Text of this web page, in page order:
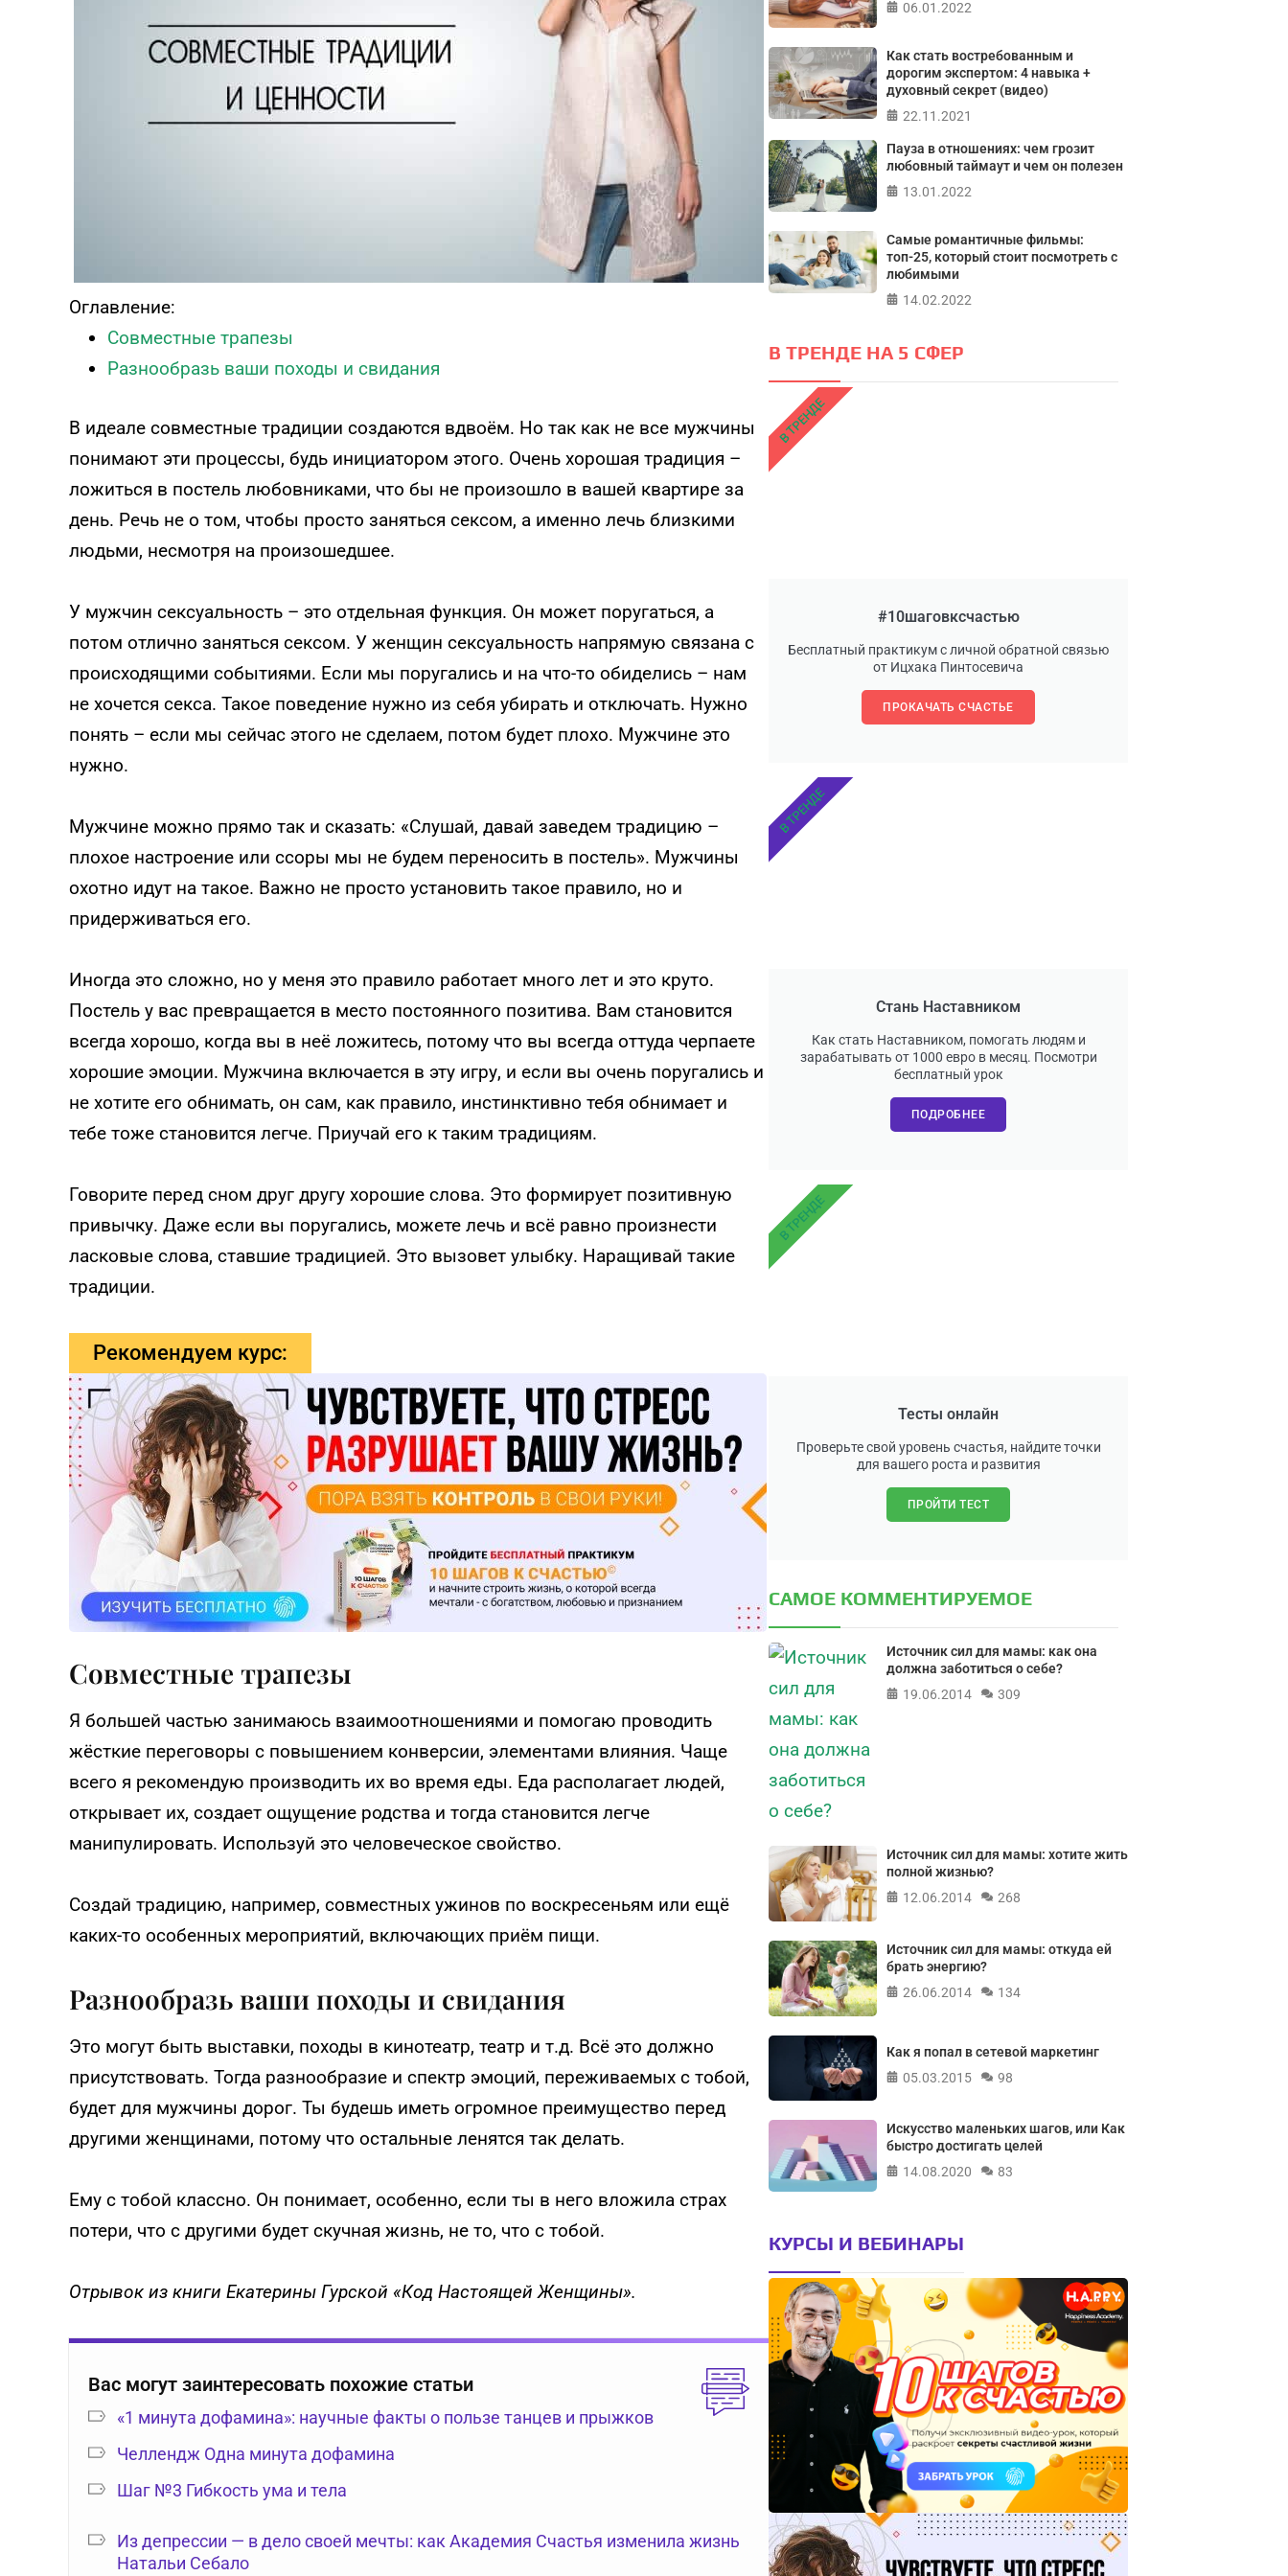
Оглавление:
Совместные трапезы
Разнообразь ваши походы и свидания
В идеале совместные традиции создаются вдвоём. Но так как не все мужчины
понимают эти процессы, будь инициатором этого. Очень хорошая традиция –
ложиться в постель любовниками, что бы не произошло в вашей квартире за
день. Речь не о том, чтобы просто заняться сексом, а именно лечь близкими
людьми, несмотря на произошедшее.
У мужчин сексуальность – это отдельная функция. Он может поругаться, а
потом отлично заняться сексом. У женщин сексуальность напрямую связана с
происходящими событиями. Если мы поругались и на что-то обиделись – нам
не хочется секса. Такое поведение нужно из себя убирать и отключать. Нужно
понять – если мы сейчас этого не сделаем, потом будет плохо. Мужчине это
нужно.
Мужчине можно прямо так и сказать: «Слушай, давай заведем традицию –
плохое настроение или ссоры мы не будем переносить в постель». Мужчины
охотно идут на такое. Важно не просто установить такое правило, но и
придерживаться его.
Иногда это сложно, но у меня это правило работает много лет и это круто.
Постель у вас превращается в место постоянного позитива. Вам становится
всегда хорошо, когда вы в неё ложитесь, потому что вы всегда оттуда черпаете
хорошие эмоции. Мужчина включается в эту игру, и если вы очень поругались и
не хотите его обнимать, он сам, как правило, инстинктивно тебя обнимает и
тебе тоже становится легче. Приучай его к таким традициям.
Говорите перед сном друг другу хорошие слова. Это формирует позитивную
привычку. Даже если вы поругались, можете лечь и всё равно произнести
ласковые слова, ставшие традицией. Это вызовет улыбку. Наращивай такие
традиции.
Рекомендуем курс:
Совместные трапезы
Я большей частью занимаюсь взаимоотношениями и помогаю проводить
жёсткие переговоры с повышением конверсии, элементами влияния. Чаще
всего я рекомендую производить их во время еды. Еда располагает людей,
открывает их, создает ощущение родства и тогда становится легче
манипулировать. Используй это человеческое свойство.
Создай традицию, например, совместных ужинов по воскресеньям или ещё
каких-то особенных мероприятий, включающих приём пищи.
Разнообразь ваши походы и свидания
Это могут быть выставки, походы в кинотеатр, театр и т.д. Всё это должно
присутствовать. Тогда разнообразие и спектр эмоций, переживаемых с тобой,
будет для мужчины дорог. Ты будешь иметь огромное преимущество перед
другими женщинами, потому что остальные ленятся так делать.
Ему с тобой классно. Он понимает, особенно, если ты в него вложила страх
потери, что с другими будет скучная жизнь, не то, что с тобой.
Отрывок из книги Екатерины Гурской «Код Настоящей Женщины».
Вас могут заинтересовать похожие статьи
«1 минута дофамина»: научные факты о пользе танцев и прыжков
Челлендж Одна минута дофамина
Шаг №3 Гибкость ума и тела
Из депрессии — в дело своей мечты: как Академия Счастья изменила жизнь
Натальи Себало
ПРОЙТИ ТЕСТ
ПРОЙТИ ТЕСТ
Онлайн тест на основе шкалы
локуса контроля Джулиана Роттера
ПРОЙТИ ТЕСТ
06.01.2022
Как стать востребованным и
дорогим экспертом: 4 навыка +
духовный секрет (видео)
22.11.2021
Пауза в отношениях: чем грозит
любовный таймаут и чем он полезен
13.01.2022
Самые романтичные фильмы:
топ-25, который стоит посмотреть с
любимыми
14.02.2022
В ТРЕНДЕ НА 5 СФЕР
#10шаговксчастью
Бесплатный практикум с личной обратной связью
от Ицхака Пинтосевича
ПРОКАЧАТЬ СЧАСТЬЕ
В ТРЕНДЕ
Стань Наставником
Как стать Наставником, помогать людям и
зарабатывать от 1000 евро в месяц. Посмотри
бесплатный урок
ПОДРОБНЕЕ
В ТРЕНДЕ
Тесты онлайн
Проверьте свой уровень счастья, найдите точки
для вашего роста и развития
ПРОЙТИ ТЕСТ
В ТРЕНДЕ
САМОЕ КОММЕНТИРУЕМОЕ
Источник сил для мамы: как она
должна заботиться о себе?
19.06.2014
309
Источник сил для мамы: хотите жить
полной жизнью?
12.06.2014
268
Источник сил для мамы: откуда ей
брать энергию?
26.06.2014
134
Как я попал в сетевой маркетинг
05.03.2015
98
Искусство маленьких шагов, или Как
быстро достигать целей
14.08.2020
83
КУРСЫ И ВЕБИНАРЫ